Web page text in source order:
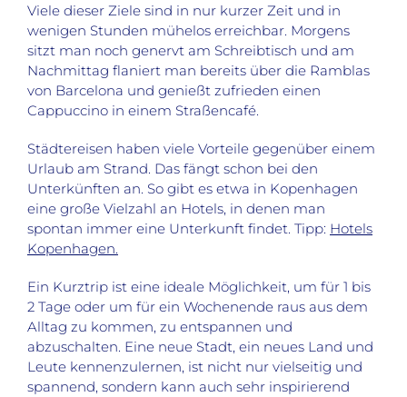
Viele dieser Ziele sind in nur kurzer Zeit und in
wenigen Stunden mühelos erreichbar. Morgens
sitzt man noch genervt am Schreibtisch und am
Nachmittag flaniert man bereits über die Ramblas
von Barcelona und genießt zufrieden einen
Cappuccino in einem Straßencafé.
Städtereisen haben viele Vorteile gegenüber einem
Urlaub am Strand. Das fängt schon bei den
Unterkünften an. So gibt es etwa in Kopenhagen
eine große Vielzahl an Hotels, in denen man
spontan immer eine Unterkunft findet. Tipp: Hotels
Kopenhagen.
Ein Kurztrip ist eine ideale Möglichkeit, um für 1 bis
2 Tage oder um für ein Wochenende raus aus dem
Alltag zu kommen, zu entspannen und
abzuschalten. Eine neue Stadt, ein neues Land und
Leute kennenzulernen, ist nicht nur vielseitig und
spannend, sondern kann auch sehr inspirierend